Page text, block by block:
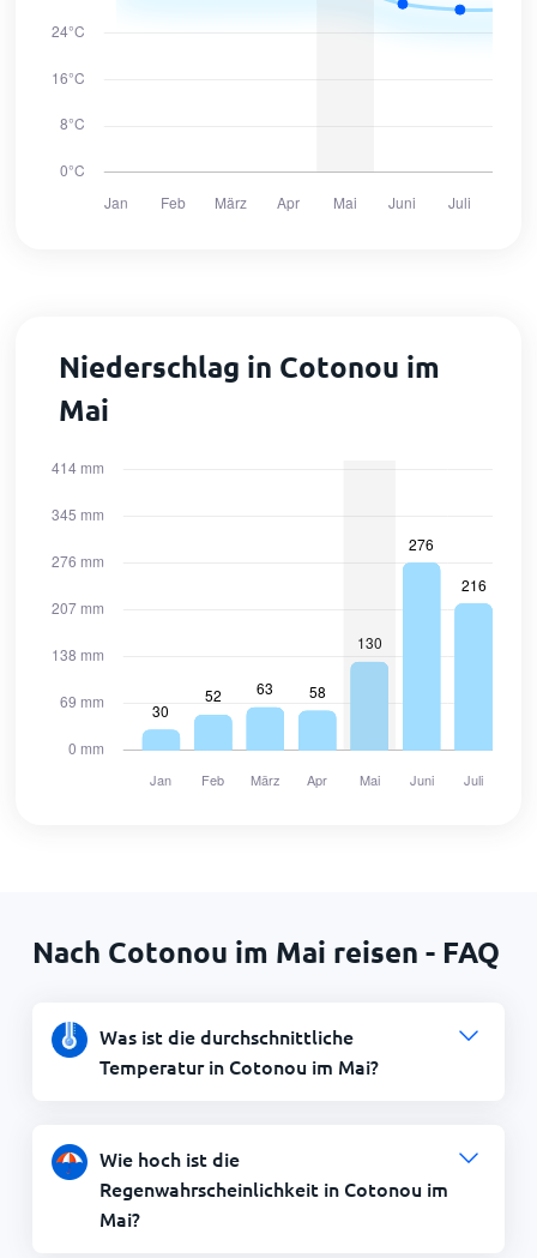
Niederschlag in Cotonou im
Mai
Nach Cotonou im Mai reisen - FAQ
Was ist die durchschnittliche
Temperatur in Cotonou im Mai?
Wie hoch ist die
Regenwahrscheinlichkeit in Cotonou im
Mai?